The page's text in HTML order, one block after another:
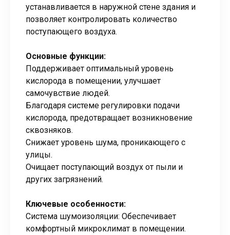
устанавливается в наружной стене здания и
позволяет контролировать количество
поступающего воздуха.
Основные функции:
Поддерживает оптимальный уровень
кислорода в помещении, улучшает
самочувствие людей.
Благодаря системе регулировки подачи
кислорода, предотвращает возникновение
сквозняков.
Снижает уровень шума, проникающего с
улицы.
Очищает поступающий воздух от пыли и
других загрязнений.
Ключевые особенности:
Система шумоизоляции: Обеспечивает
комфортный микроклимат в помещении.